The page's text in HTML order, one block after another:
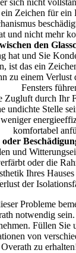
sich nicht
Zeichen für ein
und nicht mehr
den
hat und Sie
ist das ein
zu einem Verlust
Fensters
Zugluft durch Ihr
undichte Stelle
komfortabel
und
oder die
Ihres
der
Probleme
notwendig
Füllen Sie
von
Overath zu